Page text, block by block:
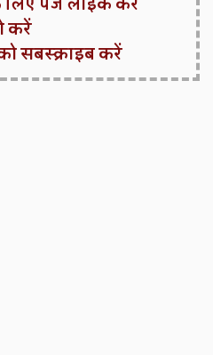
करें
सबस्क्राइब करें